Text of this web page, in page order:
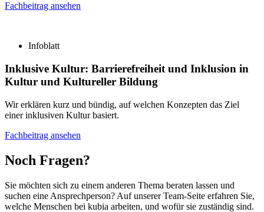
Fachbeitrag ansehen
Infoblatt
Inklusive Kultur: Barrierefreiheit und Inklusion in
Kultur und Kultureller Bildung
Wir erklären kurz und bündig, auf welchen Konzepten das Ziel
einer inklusiven Kultur basiert.
Fachbeitrag ansehen
Noch Fragen?
Sie möchten sich zu einem anderen Thema beraten lassen und
suchen eine Ansprechperson? Auf unserer Team-Seite erfahren Sie,
welche Menschen bei kubia arbeiten, und wofür sie zuständig sind.